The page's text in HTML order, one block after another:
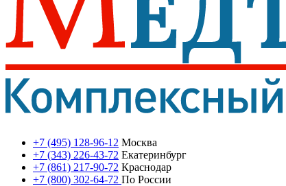
+7 (495) 128-96-12 Москва
+7 (343) 226-43-72 Екатеринбург
+7 (861) 217-90-72 Краснодар
+7 (800) 302-64-72 По России